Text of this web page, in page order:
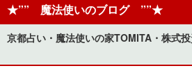
★”” 魔法使いのブログ ””★
京都占い・魔法使いの家TOMITA・株式